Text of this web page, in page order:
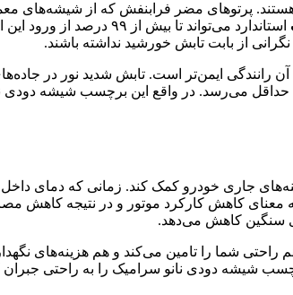
پرتوهای مضر فرابنفش که از شیشه‌های
استاندارد می‌تواند تا
از بابت تابش خورشید نداشته باشند.
ایمن‌تر است. تابش شدید نور در
حداقل می‌رسد. در واقع این برچسب شیشه دودی
جاری خودرو کمک کند. زمانی که دمای
معنای کاهش کارکرد موتور و در نتیجه
سنگین کاهش می‌دهد.
شما را تامین می‌کند و هم هزینه‌های
دودی نانو سرامیک را به راحتی جبران